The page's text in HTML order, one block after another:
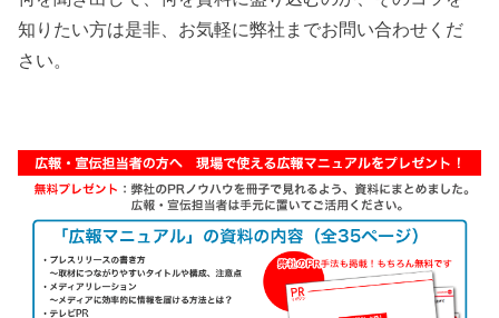
知りたい方は是非、お気軽に弊社までお問い合わせくだ
さい。